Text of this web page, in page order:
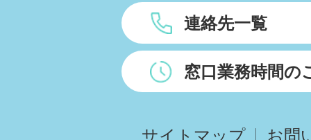
連絡先一覧
窓口業務時間の
サイトマップ
お問